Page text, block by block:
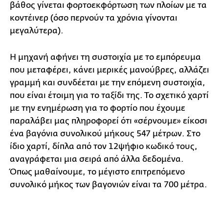
βάθος γίνεται φορτοεκφόρτωση των πλοίων με τα
κοντέινερ (όσο περνούν τα χρόνια γίνονται
μεγαλύτερα).
Η μηχανή αφήνει τη συστοιχία με το εμπόρευμα
που μεταφέρει, κάνει μερικές μανούβρες, αλλάζει
γραμμή και συνδέεται με την επόμενη συστοιχία,
που είναι έτοιμη για το ταξίδι της. Το σχετικό χαρτί
με την ενημέρωση για το φορτίο που έχουμε
παραλάβει μας πληροφορεί ότι «σέρνουμε» είκοσι
ένα βαγόνια συνολικού μήκους 547 μέτρων. Στο
ίδιο χαρτί, δίπλα από τον 12ψήφιο κωδικό τους,
αναγράφεται μια σειρά από άλλα δεδομένα.
Όπως μαθαίνουμε, το μέγιστο επιτρεπόμενο
συνολικό μήκος των βαγονιών είναι τα 700 μέτρα.